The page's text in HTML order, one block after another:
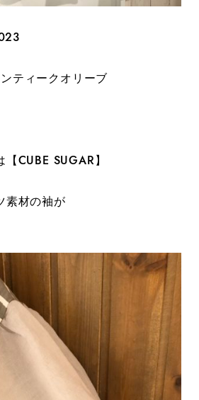
ティークオリーブ
CUBE SUGAR】
素材の袖が